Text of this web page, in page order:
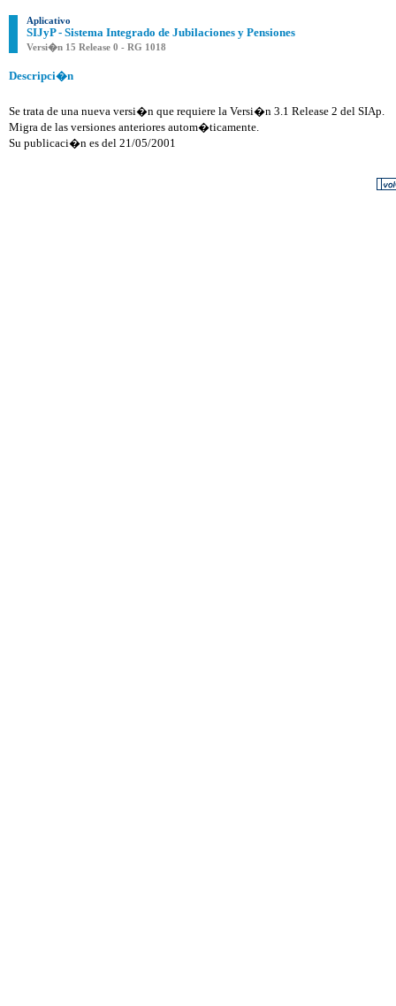
Aplicativo
SIJyP - Sistema Integrado de Jubilaciones y Pensiones
Versi�n 15 Release 0 - RG 1018
Descripci�n
Se trata de una nueva versi�n que requiere la Versi�n 3.1 Release 2 del SIAp.
Migra de las versiones anteriores autom�ticamente.
Su publicaci�n es del 21/05/2001